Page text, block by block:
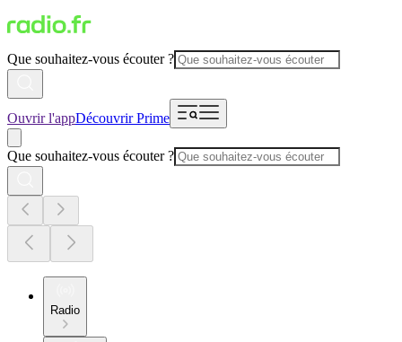
Que souhaitez-vous écouter ?
Ouvrir l'appDécouvrir Prime
Que souhaitez-vous écouter ?
Radio